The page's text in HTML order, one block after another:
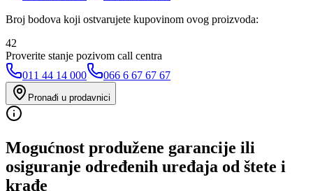
Broj bodova koji ostvarujete kupovinom ovog proizvoda:
42
Proverite stanje pozivom call centra
011 44 14 000
066 6 67 67 67
Pronađi u prodavnici
Mogućnost produžene garancije ili
osiguranje određenih uređaja od štete i
krađe